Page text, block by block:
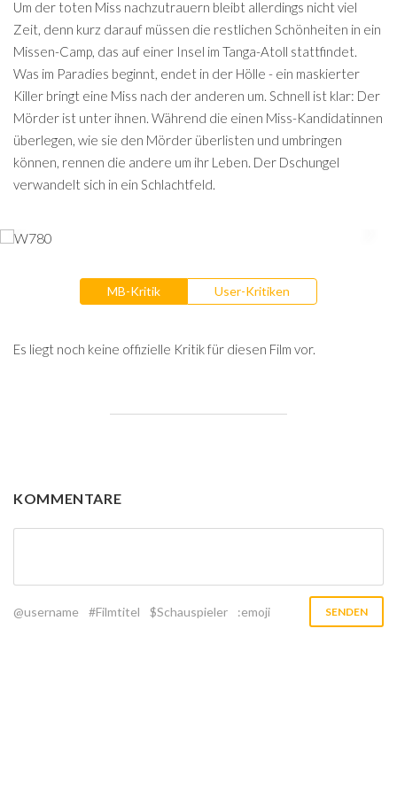
Um der toten Miss nachzutrauern bleibt allerdings nicht viel
Zeit, denn kurz darauf müssen die restlichen Schönheiten in ein
Missen-Camp, das auf einer Insel im Tanga-Atoll stattfindet.
Was im Paradies beginnt, endet in der Hölle - ein maskierter
Killer bringt eine Miss nach der anderen um. Schnell ist klar: Der
Mörder ist unter ihnen. Während die einen Miss-Kandidatinnen
überlegen, wie sie den Mörder überlisten und umbringen
können, rennen die andere um ihr Leben. Der Dschungel
verwandelt sich in ein Schlachtfeld.
MB-Kritik User-Kritiken
Es liegt noch keine offizielle Kritik für diesen Film vor.
KOMMENTARE
@username #Filmtitel $Schauspieler :emoji